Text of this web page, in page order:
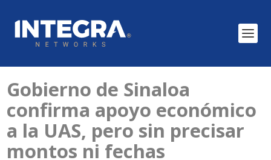
Gobierno de Sinaloa
confirma apoyo económico
a la UAS, pero sin precisar
montos ni fechas